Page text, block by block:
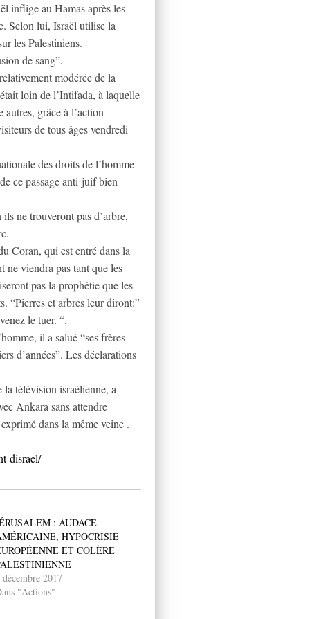
inflige au Hamas après les
Selon lui, Israël utilise la
les Palestiniens.
de sang”.
modérée de la
loin de l’Intifada, à laquelle
grâce à l’action
de tous âges vendredi
des droits de l’homme
ce passage anti-juif bien
ne trouveront pas d’arbre,
Coran, qui est entré dans la
ne viendra pas tant que les
pas la prophétie que les
“Pierres et arbres leur diront:”
le tuer. “.
il a salué “ses frères
d’années”. Les déclarations
télévision israélienne, a
Ankara sans attendre
dans la même veine .
disrael/
: AUDACE
HYPOCRISIE
ET COLÈRE
décembre 2017
"Actions"